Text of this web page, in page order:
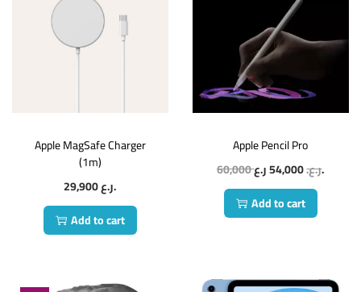
Apple MagSafe Charger
(1m)
29,900
ر.ع.
Add to cart
Apple Pencil Pro
60,000
ر.ع.54,000
ر.ع.
Add to cart